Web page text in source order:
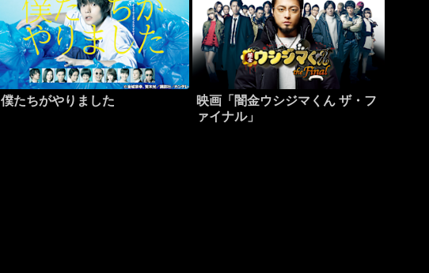
僕たちがやりました
映画「闇金ウシジマくん ザ・フ
ァイナル」